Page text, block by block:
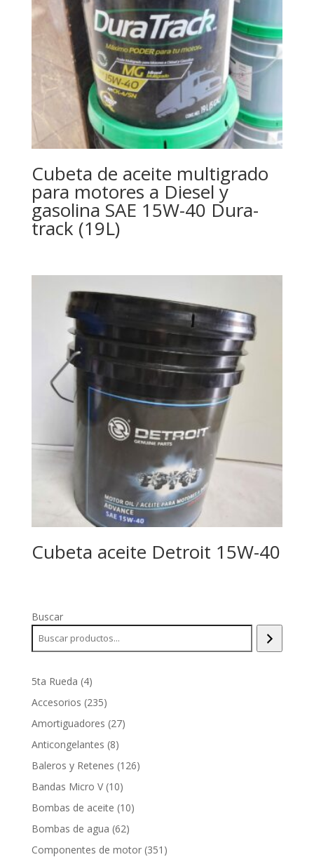
Cubeta de aceite multigrado
para motores a Diesel y
gasolina SAE 15W-40 Dura-
track (19L)
Cubeta aceite Detroit 15W-40
Buscar
5ta Rueda 44
productos
Accesorios 235235
productos
Amortiguadores 2727
Anticongelantes 88
productos
Baleros y Retenes 126126
Bandas Micro V 1010
productos
Bombas de aceite 1010
Bombas de agua 6262
productos
Componentes de motor 351 351